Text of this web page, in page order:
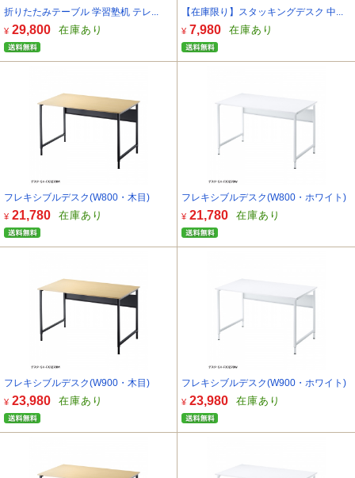
折りたたみテーブル 学習塾机 テレ...
¥ 29,800 在庫あり
【在庫限り】スタッキングデスク 中...
¥ 7,980 在庫あり
フレキシブルデスク(W800・木目)
¥ 21,780 在庫あり
フレキシブルデスク(W800・ホワイト)
¥ 21,780 在庫あり
フレキシブルデスク(W900・木目)
¥ 23,980 在庫あり
フレキシブルデスク(W900・ホワイト)
¥ 23,980 在庫あり